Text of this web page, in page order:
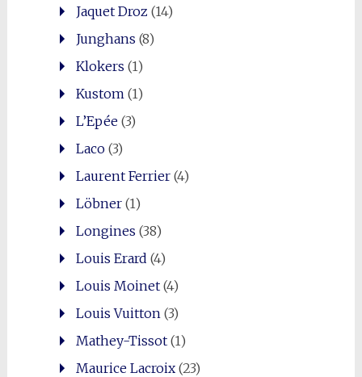
Jaquet Droz (14)
Junghans (8)
Klokers (1)
Kustom(1)
L’Epée(3)
Laco(3)
Laurent Ferrier(4)
Löbner(1)
Longines (38)
Louis Erard (4)
Louis Moinet(4)
Louis Vuitton(3)
Mathey-Tissot(1)
Maurice Lacroix(23)